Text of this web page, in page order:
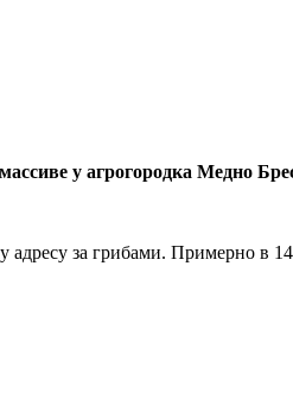
у агрогородка Медно
за грибами. Примерно в